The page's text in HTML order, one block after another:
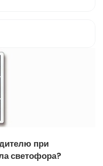
при
светофора?